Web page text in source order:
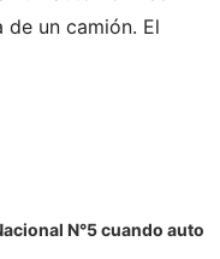
un camión. El
N°5 cuando auto